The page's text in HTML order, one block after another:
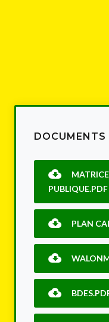
DOCUMENTS
PUBLIQUE.PDF
PLAN